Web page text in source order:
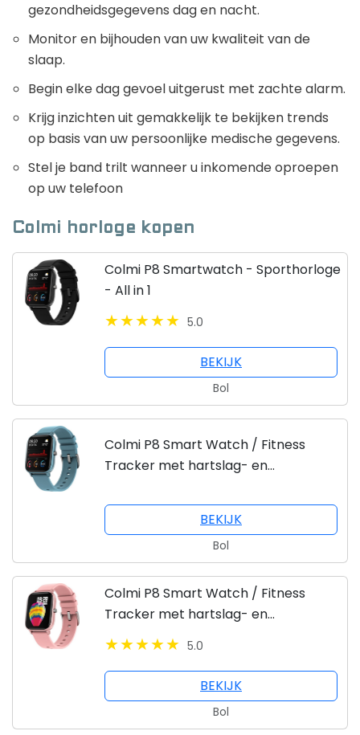
gezondheidsgegevens dag en nacht.
Monitor en bijhouden van uw kwaliteit van de
slaap.
Begin elke dag gevoel uitgerust met zachte alarm.
Krijg inzichten uit gemakkelijk te bekijken trends
op basis van uw persoonlijke medische gegevens.
Stel je band trilt wanneer u inkomende oproepen
op uw telefoon
Colmi horloge kopen
Colmi P8 Smartwatch - Sporthorloge
- All in 1
5.0
BEKIJK
Bol
Colmi P8 Smart Watch / Fitness
Tracker met hartslag- en
meldingen - Blauw - Android & iOS -
Waterdicht
BEKIJK
Bol
Colmi P8 Smart Watch / Fitness
Tracker met hartslag- en
bloeddrukmeter, slaapmonitor &
meldingen - Roze - Android & iOS -
Waterdicht
5.0
BEKIJK
Bol